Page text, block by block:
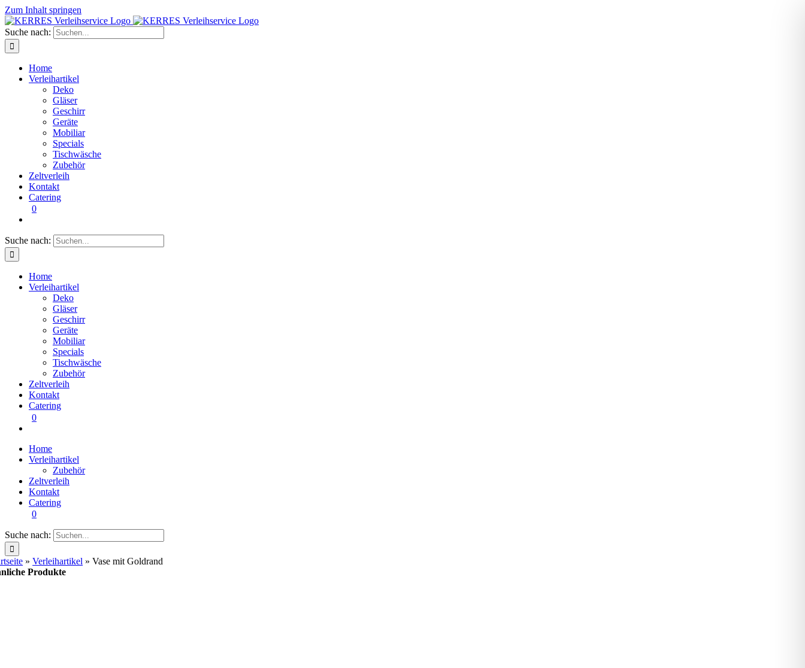
Zum Inhalt springen
Suche nach:
Home
Verleihartikel
Deko
Gläser
Geschirr
Geräte
Mobiliar
Specials
Tischwäsche
Zubehör
Zeltverleih
Kontakt
Catering
0
Suche nach:
Home
Verleihartikel
Deko
Gläser
Geschirr
Geräte
Mobiliar
Specials
Tischwäsche
Zubehör
Zeltverleih
Kontakt
Catering
0
Home
Verleihartikel
Zubehör
Zeltverleih
Kontakt
Catering
0
Suche nach:
»Verleihartikel »Vase mit Goldrand
Produkte